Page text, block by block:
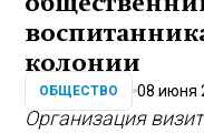
колонии
ОБЩЕСТВО 08 июня
Организация